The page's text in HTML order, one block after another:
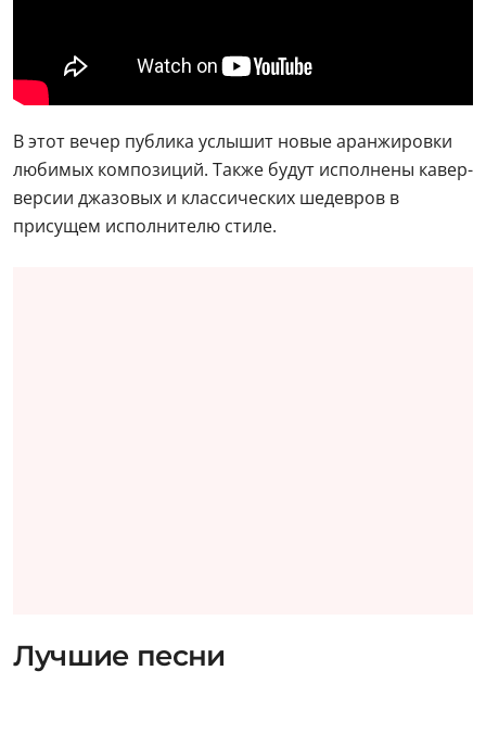
В этот вечер публика услышит новые аранжировки
любимых композиций. Также будут исполнены кавер-
версии джазовых и классических шедевров в
присущем исполнителю стиле.
Лучшие песни